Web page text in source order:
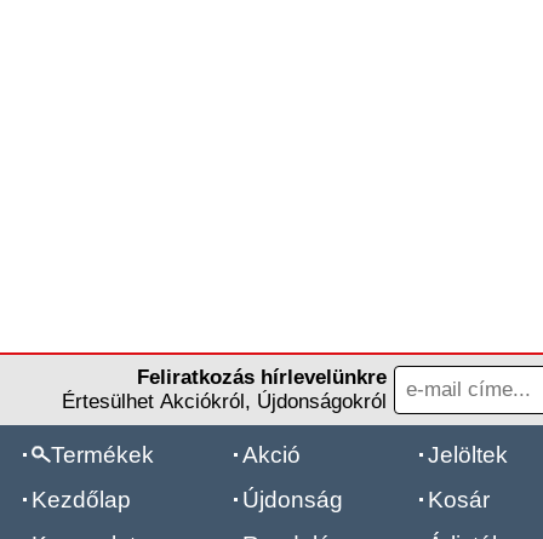
Feliratkozás hírlevelünkre
Értesülhet Akciókról, Újdonságokról
Termékek
Kezdőlap
Akció
Újdonság
Jelöltek
Kosár